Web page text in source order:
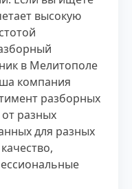
высокую
в Мелитополе
компания
разборных
разных
для разных